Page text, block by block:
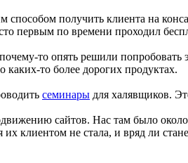
способом получить клиента на
первым по времени проходил
то опять решили попробовать
то более дорогих продуктах.
семинары для халявщиков.
сайтов. Нас там было
клиентом не стала, и вряд ли